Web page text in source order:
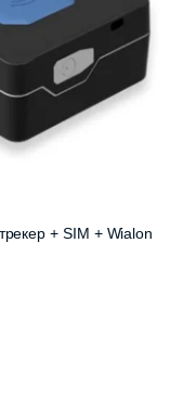
+ SIM + Wialon